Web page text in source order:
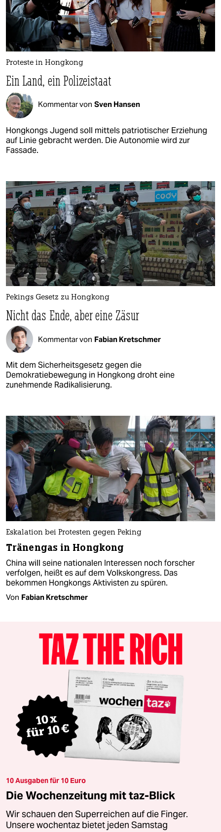
Proteste in Hongkong
Ein Land, ein Polizeistaat
Kommentar von Sven Hansen
Hongkongs Jugend soll mittels patriotischer Erziehung
auf Linie gebracht werden. Die Autonomie wird zur
Fassade.
Pekings Gesetz zu Hongkong
Nicht das Ende, aber eine Zäsur
Kommentar von Fabian Kretschmer
Mit dem Sicherheitsgesetz gegen die
Demokratiebewegung in Hongkong droht eine
zunehmende Radikalisierung.
Eskalation bei Protesten gegen Peking
Tränengas in Hongkong
China will seine nationalen Interessen noch forscher
verfolgen, heißt es auf dem Volkskongress. Das
bekommen Hongkongs Aktivisten zu spüren.
Von Fabian Kretschmer
10 Ausgaben für 10 Euro
Die Wochenzeitung mit taz-Blick
Wir schauen den Superreichen auf die Finger.
Unsere wochentaz bietet jeden Samstag